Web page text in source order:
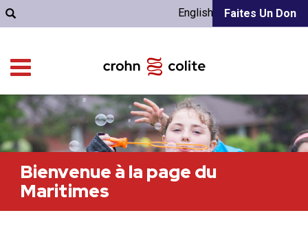
Faites Un Don
English
Bienvenue à la page du
Maritimes